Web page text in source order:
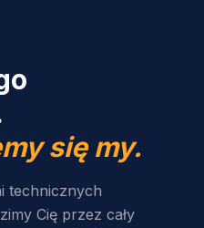
się my.
technicznych
Cię przez cały